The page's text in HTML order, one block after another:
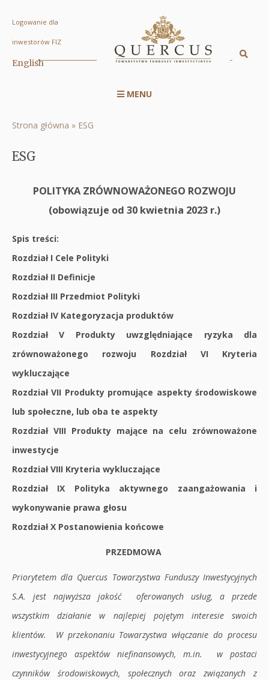
ESG
Quercus
Logowanie dla
inwestorów FIZ
English
serwisu
MENU
Ścieżka
nawigacyjna
Strona główna ESG
ESG
POLITYKA ZRÓWNOWAŻONEGO ROZWOJU
(obowiązuje od 30 kwietnia 2023 r.)
Spis treści:
Rozdział I Cele Polityki
Rozdział II Definicje
Rozdział III Przedmiot Polityki
Rozdział IV Kategoryzacja produktów
Rozdział V Produkty uwzględniające ryzyka dla
zrównoważonego rozwoju Rozdział VI Kryteria
wykluczające
Rozdział VII Produkty promujące aspekty środowiskowe
lub społeczne, lub oba te aspekty
Rozdział VIII Produkty mające na celu zrównoważone
inwestycje
Rozdział VIII Kryteria wykluczające
Rozdział IX Polityka aktywnego zaangażowania i
wykonywanie prawa głosu
Rozdział X Postanowienia końcowe
PRZEDMOWA
Priorytetem dla Quercus Towarzystwa Funduszy Inwestycyjnych
S.A. jest najwyższa jakość oferowanych usług, a przede
wszystkim działanie w najlepiej pojętym interesie swoich
klientów. W przekonaniu Towarzystwa włączanie do procesu
inwestycyjnego aspektów niefinansowych, m.in. w postaci
czynników środowiskowych, społecznych oraz związanych z